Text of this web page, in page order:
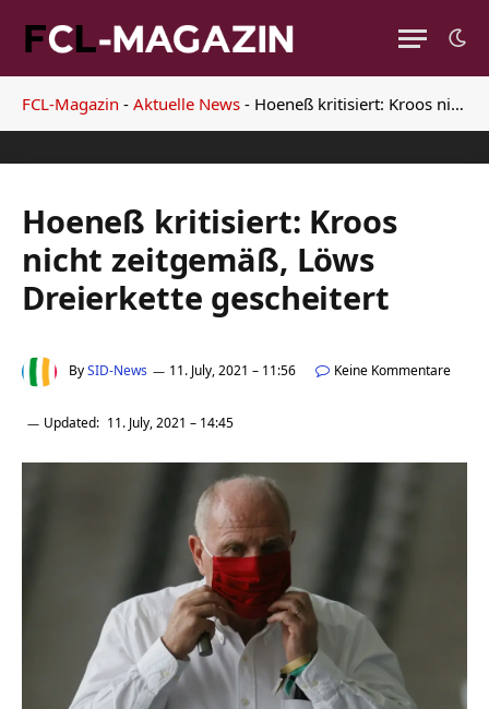
FCL-Magazin - Aktuelle News - Hoeneß kritisiert: Kroos nicht zeitgemäß, Löws Dreierkette gescheitert
Hoeneß kritisiert: Kroos
nicht zeitgemäß, Löws
Dreierkette gescheitert
BySID-News 11. July, 2021 – 11:56 Keine Kommentare
Updated: 11. July, 2021 – 14:45